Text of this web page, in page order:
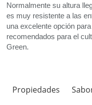
Normalmente su altura
es muy resistente a las
una excelente opción
recomendados para el
Green.
Propiedades